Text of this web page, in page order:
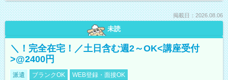
掲載日：2026.08.06
未読
＼！完全在宅！／土日含む週2～OK<講座受付
>@2400円
派遣 ブランクOK WEB登録・面接OK